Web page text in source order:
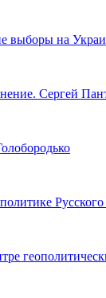
выборы на
Сергей